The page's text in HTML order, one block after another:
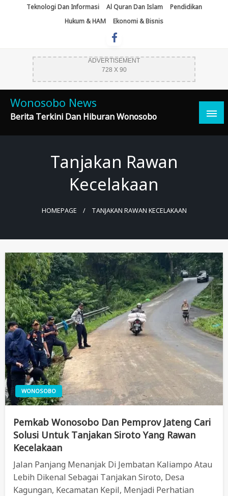
Teknologi Dan Informasi Al Quran Dan Islam
Pendidikan
Hukum & HAM
Ekonomi & Bisnis
ADVERTISEMENT
728 X 90
Wonosobo News
Berita Terkini Dan Hiburan Wonosobo
Tanjakan Rawan
Kecelakaan
HOMEPAGE TANJAKAN RAWAN KECELAKAAN
WONOSOBO
Pemkab Wonosobo Dan Pemprov Jateng Cari
Solusi Untuk Tanjakan Siroto Yang Rawan
Kecelakaan
Jalan Panjang Menanjak Di Jembatan Kaliampo Atau
Lebih Dikenal Sebagai Tanjakan Siroto, Desa
Kagungan, Kecamatan Kepil, Menjadi Perhatian